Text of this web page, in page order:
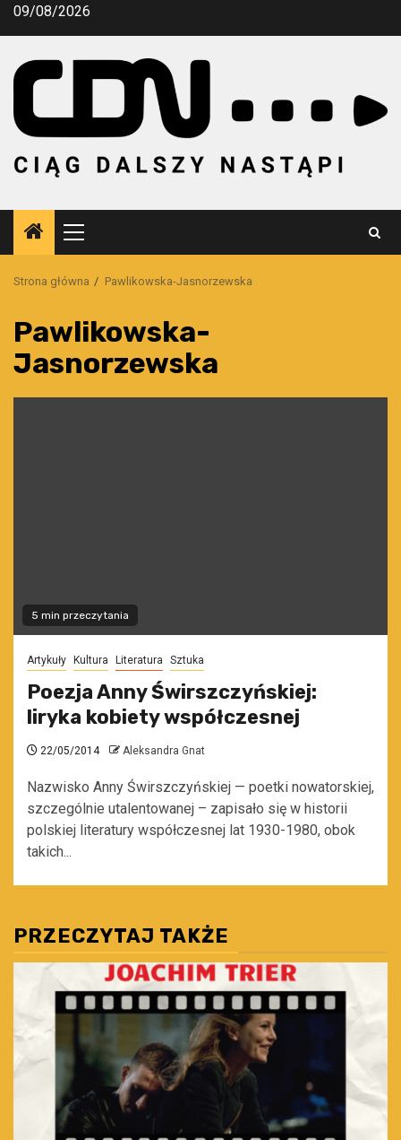
Przejdź
09/08/2026
Menu
główne
Strona główna Pawlikowska-Jasnorzewska
Pawlikowska-
Jasnorzewska
5 min przeczytania
Artykuły Kultura Literatura Sztuka
Poezja Anny Świrszczyńskiej:
liryka kobiety współczesnej
22/05/2014 Aleksandra Gnat
Nazwisko Anny Świrszczyńskiej — poetki nowatorskiej,
szczególnie utalentowanej – zapisało się w historii
polskiej literatury współczesnej lat 1930-1980, obok
takich...
PRZECZYTAJ TAKŻE